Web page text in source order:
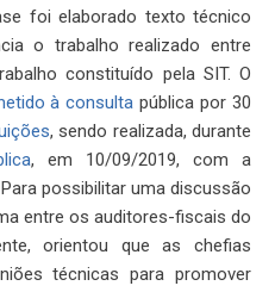
foi elaborado texto técnico
o trabalho realizado entre
constituído pela SIT. O
à consulta pública por 30
, sendo realizada, durante
, em 10/09/2019, com a
possibilitar uma discussão
entre os auditores-fiscais do
orientou que as chefias
técnicas para promover